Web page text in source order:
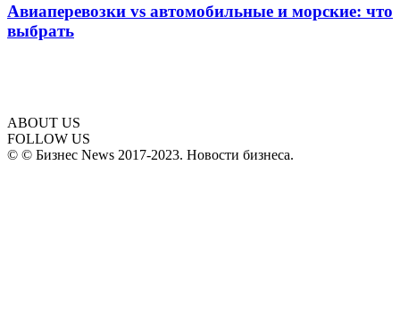
Авиаперевозки vs автомобильные и морские: что
выбрать
ABOUT US
FOLLOW US
© © Бизнес News 2017-2023. Новости бизнеса.